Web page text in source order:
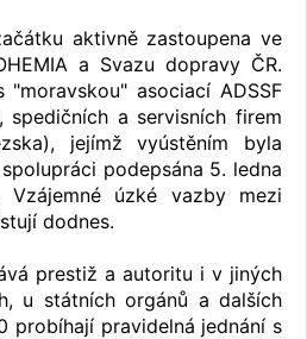
aktivně zastoupena ve
a Svazu dopravy ČR.
"moravskou" asociací ADSSF
spedičních a servisních firem
jejímž vyústěním byla
podepsána 5. ledna
Vzájemné úzké vazby mezi
dodnes.
prestiž a autoritu i v jiných
u státních orgánů a dalších
probíhají pravidelná jednání s